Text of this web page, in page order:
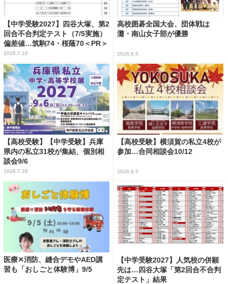
【中学受験2027】四谷大塚、第2
回合不合判定テスト（7/5実施）
偏差値…筑駒74・桜蔭70＜PR＞
2026.7.10
高校囲碁全国大会、団体戦は
灘・南山女子部が優勝
2026.8.5
【高校受験】【中学受験】兵庫
県内の私立31校が集結、個別相
談会9/6
2026.7.28
【高校受験】横須賀の私立4校が
参加…合同相談会10/12
2026.8.5
医療✕消防、縫合デモやAED講
習も「おしごと体験博」9/5
【中学受験2027】人気校の併願
先は…四谷大塚「第2回合不合判
定テスト」結果